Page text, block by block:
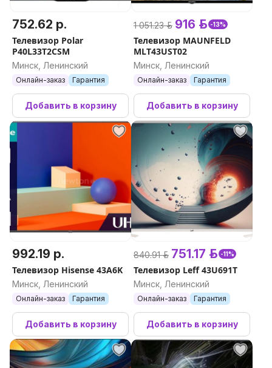
752.62 р.
Телевизор Polar
P40L33T2CSM
Минск, Ленинский
Онлайн-заказ Гарантия
Добавить в корзину
1 051.23 р. 916 р. -13%
Телевизор MAUNFELD
MLT43UST02
Минск, Ленинский
Онлайн-заказ Гарантия
Добавить в корзину
992.19 р.
Телевизор Hisense 43A6K
Минск, Ленинский
Онлайн-заказ Гарантия
Добавить в корзину
840.91 р. 751.17 р. -11%
Телевизор Leff 43U691T
Минск, Ленинский
Онлайн-заказ Гарантия
Добавить в корзину